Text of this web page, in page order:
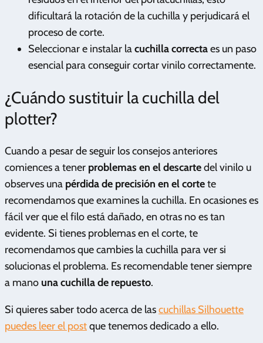
dificultará la rotación de la cuchilla y perjudicará el
proceso de corte.
Seleccionar e instalar lacuchilla correctaes un paso
esencial para conseguir cortar vinilo correctamente.
¿Cuándo sustituir la cuchilla del
plotter?
Cuando a pesar de seguir los consejos anteriores
comiences a tener problemas en el descartedel vinilo u
observes una pérdida de precisión en el cortete
recomendamos que examines la cuchilla. En ocasiones es
fácil ver que el filo está dañado, en otras no es tan
evidente. Si tienes problemas en el corte, te
recomendamos que cambies la cuchilla para ver si
solucionas el problema. Es recomendable tener siempre
a mano una cuchilla de repuesto.
Si quieres saber todo acerca de lascuchillas Silhouette
puedes leer el postque tenemos dedicado a ello.